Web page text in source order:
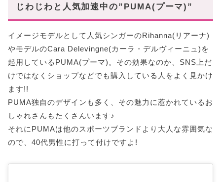
じわじわと人気加速中の”PUMA(プーマ)”
イメージモデルとして人気シンガーのRihanna(リアーナ)
やモデルのCara Delevingne(カーラ・デルヴィーニュ)を
起用しているPUMA(プーマ)。その効果なのか、SNS上だ
けではなくショップなどでも購入している人をよく見かけ
ます!!
PUMA独自のデザインも多く、その魅力に惹かれているお
しゃれさんもたくさんいます♪
それにPUMAは他のスポーツブランドより大人な雰囲気な
ので、40代男性に打って付けですよ!